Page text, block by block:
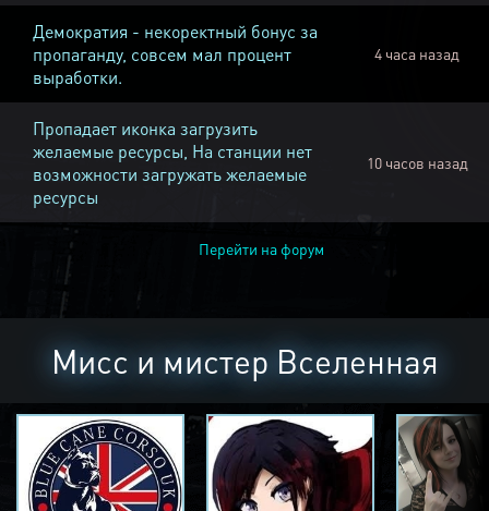
Демократия - некоректный бонус за
пропаганду, совсем мал процент
выработки.
4 часа назад
Пропадает иконка загрузить
желаемые ресурсы, На станции нет
возможности загружать желаемые
ресурсы
10 часов назад
Перейти на форум
Мисс и мистер Вселенная